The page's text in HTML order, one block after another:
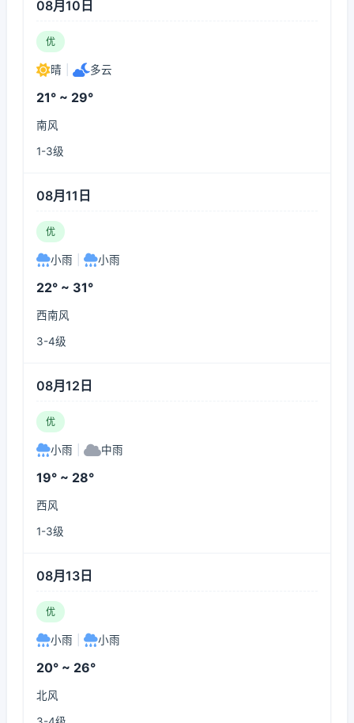
08月10日
优
晴 多云
21° ~ 29°
南风
1-3级
08月11日
优
小雨 小雨
22° ~ 31°
西南风
3-4级
08月12日
优
小雨 中雨
19° ~ 28°
西风
1-3级
08月13日
优
小雨 小雨
20° ~ 26°
北风